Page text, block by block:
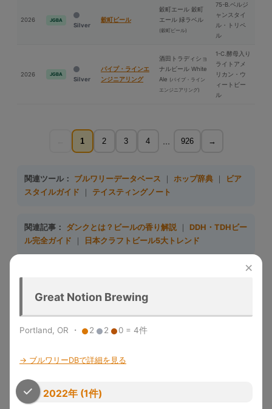
2026 JGBA
Silver
穀町ビール
穀町エール 穀町
エール 緑ラベル
(穀町ビール)
75-B.ベルジ
ャンスタイ
ル・トリペ
ル
2026 JGBA
Silver
パイプ・ラインエ
ンジニアリング
酒⽥トラディショ
ナルビール White
Ale (パイプ・ライン
エンジニアリング)
1-C.酵⺟入り
ライトアメ
リカン・ウ
ィートビー
ル
1 2 3 4 ... 926 →
×
Great Notion Brewing
Portland, OR ・ 2 2 0 = 4件
→ ブルワリーDBで詳細を見る
2022年 (1件)
関連ツール： ブルワリーデータベース ホップ辞典
ビア
スタイルガイド
テイスティングノート
関連記事： ダンクとは？ビールの香り解説
DDH・TDHビー
ル完全ガイド
日本クラフトビール5大トレンド
大会名 略称 収録年度 開催地
American
GABF
1983-
デンバー
Beer Awards